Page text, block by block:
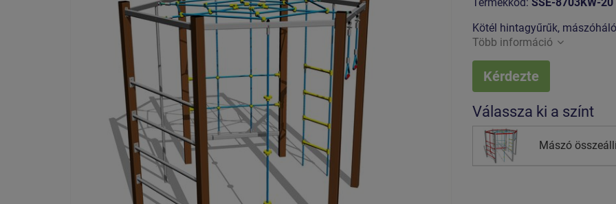
Kötél hintagyűrűk,
Több információ
Kérdezte
Válassza ki a színt
Mászó